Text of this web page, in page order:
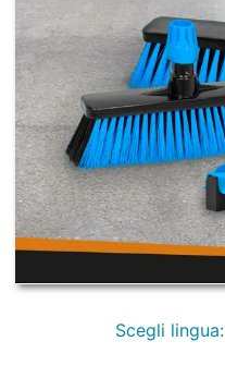
Scegli lingua: